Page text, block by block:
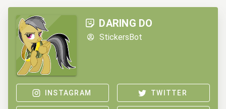
DARING DO
StickersBot
INSTAGRAM TWITTER